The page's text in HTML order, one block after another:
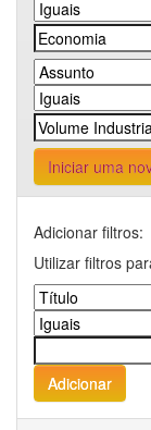
Iniciar uma
Adicionar filtros:
Utilizar filtros